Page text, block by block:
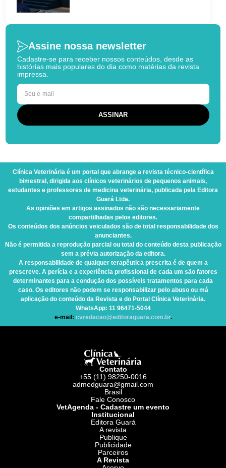
Assine nossa newsletter
Cadastre-se para receber nossos conteúdos, desde as
histórias mais populares do dia como matérias da revista
impressa.
Clínica Veterinária é um portal que abrange a revista técnico-científica
bimestral, dirigida aos clínicos veterinários de pequenos animais,
estudantes e professores de medicina veterinária, publicada pela Editora
Guará Ltda.
As opiniões em artigos assinados não são necessariamente
compartilhadas pelos editores.
Os conteúdos dos anúncios veiculados são de total responsabilidade dos
anunciantes.
Não é permitida a reprodução parcial ou total do conteúdo desta publicação
sem a prévia autorização da editora.
A responsabilidade de qualquer terapêutica prescrita é de quem a
prescreve. A perícia e a experiência profissional de cada um são fatores
determinantes para a condução dos possíveis tratamentos para cada
caso. Os editores não podem se responsabilizar pelo abuso ou má
aplicação do conteúdo da Revista e do Portal Clínica Veterinária.
WhatsApp: 11 96471-5044
e-mail: cvredacao@editoraguara.com.br.
Contato
+55 (11) 98250-0016
admedguara@gmail.com
Brasil
Fale Conosco
VetAgenda - Cadastre um evento
Institucional
Editora Guará
A revista
Publique
Publicidade
Parceiros
A Revista